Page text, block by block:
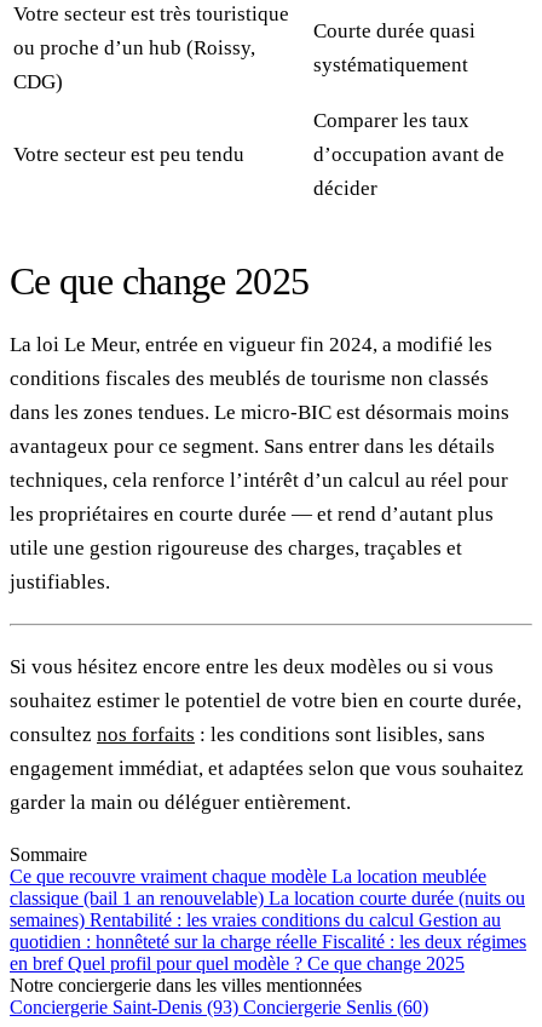
Votre secteur est très touristique
ou proche d’un hub (Roissy,
CDG)
Courte durée quasi
systématiquement
Votre secteur est peu tendu
Comparer les taux
d’occupation avant de
décider
Ce que change 2025
La loi Le Meur, entrée en vigueur fin 2024, a modifié les
conditions fiscales des meublés de tourisme non classés
dans les zones tendues. Le micro-BIC est désormais moins
avantageux pour ce segment. Sans entrer dans les détails
techniques, cela renforce l’intérêt d’un calcul au réel pour
les propriétaires en courte durée — et rend d’autant plus
utile une gestion rigoureuse des charges, traçables et
justifiables.
Si vous hésitez encore entre les deux modèles ou si vous
souhaitez estimer le potentiel de votre bien en courte durée,
consultez nos forfaits : les conditions sont lisibles, sans
engagement immédiat, et adaptées selon que vous souhaitez
garder la main ou déléguer entièrement.
Sommaire
Ce que recouvre vraiment chaque modèle La location meublée
classique (bail 1 an renouvelable) La location courte durée (nuits ou
semaines) Rentabilité : les vraies conditions du calcul Gestion au
quotidien : honnêteté sur la charge réelle Fiscalité : les deux régimes
en brefQuel profil pour quel modèle ? Ce que change 2025
Notre conciergerie dans les villes mentionnées
Conciergerie Saint-Denis (93) Conciergerie Senlis (60)